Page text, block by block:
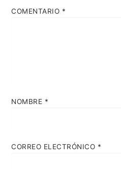
COMENTARIO *
NOMBRE *
CORREO ELECTRÓNICO *